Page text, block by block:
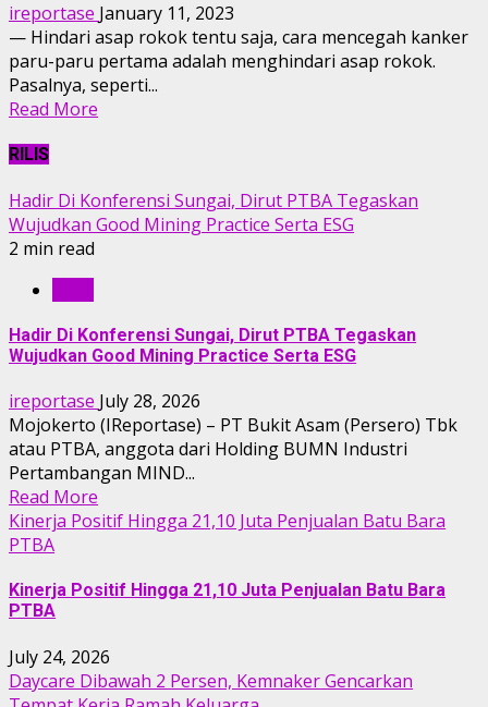
ireportase January 11, 2023
— Hindari asap rokok tentu saja, cara mencegah kanker
paru-paru pertama adalah menghindari asap rokok.
Pasalnya, seperti...
Read More
RILIS
Hadir Di Konferensi Sungai, Dirut PTBA Tegaskan
Wujudkan Good Mining Practice Serta ESG
2 min read
Hadir Di Konferensi Sungai, Dirut PTBA Tegaskan
Wujudkan Good Mining Practice Serta ESG
ireportase July 28, 2026
Mojokerto (IReportase) – PT Bukit Asam (Persero) Tbk
atau PTBA, anggota dari Holding BUMN Industri
Pertambangan MIND...
Read More
Kinerja Positif Hingga 21,10 Juta Penjualan Batu Bara
PTBA
Kinerja Positif Hingga 21,10 Juta Penjualan Batu Bara
PTBA
July 24, 2026
Daycare Dibawah 2 Persen, Kemnaker Gencarkan